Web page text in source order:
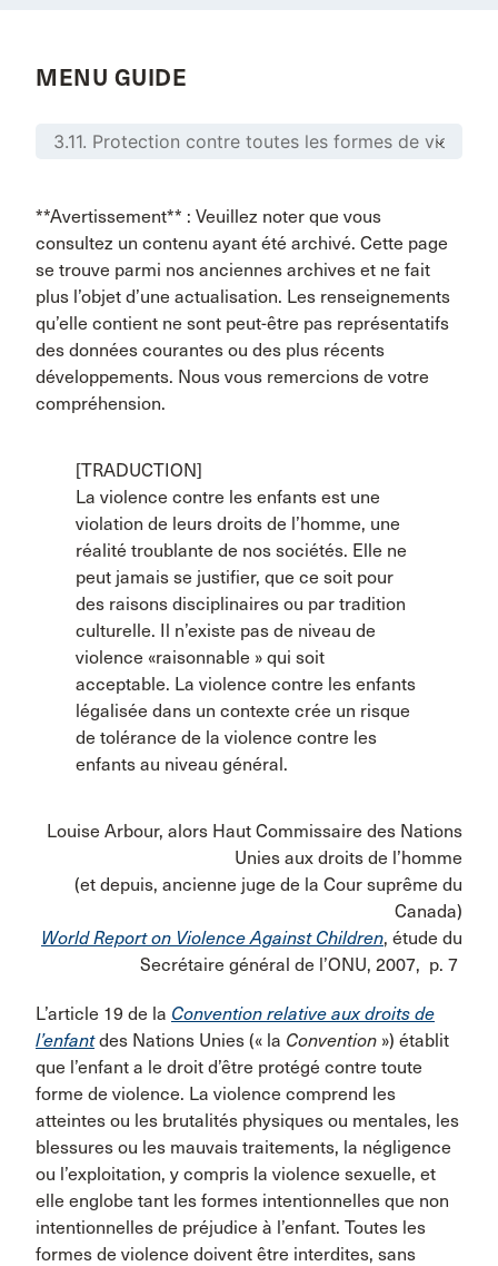
MENU GUIDE
**Avertissement** : Veuillez noter que vous
consultez un contenu ayant été archivé. Cette page
se trouve parmi nos anciennes archives et ne fait
plus l’objet d’une actualisation. Les renseignements
qu’elle contient ne sont peut-être pas représentatifs
des données courantes ou des plus récents
développements. Nous vous remercions de votre
compréhension.
[TRADUCTION]
La violence contre les enfants est une
violation de leurs droits de l’homme, une
réalité troublante de nos sociétés. Elle ne
peut jamais se justifier, que ce soit pour
des raisons disciplinaires ou par tradition
culturelle. Il n’existe pas de niveau de
violence «raisonnable » qui soit
acceptable. La violence contre les enfants
légalisée dans un contexte crée un risque
de tolérance de la violence contre les
enfants au niveau général.
Louise Arbour, alors Haut Commissaire des Nations
Unies aux droits de l’homme
(et depuis, ancienne juge de la Cour suprême du
Canada)
World Report on Violence Against Children, étude du
Secrétaire général de l’ONU, 2007, p. 7
L’article 19 de la Convention relative aux droits de
l’enfantdes Nations Unies (« la Convention ») établit
que l’enfant a le droit d’être protégé contre toute
forme de violence. La violence comprend les
atteintes ou les brutalités physiques ou mentales, les
blessures ou les mauvais traitements, la négligence
ou l’exploitation, y compris la violence sexuelle, et
elle englobe tant les formes intentionnelles que non
intentionnelles de préjudice à l’enfant. Toutes les
formes de violence doivent être interdites, sans